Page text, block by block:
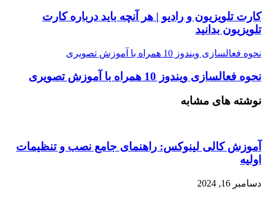
کارت تلویزیون و رادیو | هر آنچه باید درباره کارت
تلویزیون بدانید
نحوه فعالسازی ویندوز 10 همراه با آموزش تصویری
نحوه فعالسازی ویندوز 10 همراه با آموزش تصویری
نوشته های مشابه
آموزش کالی لینوکس: راهنمای جامع نصب و تنظیمات
اولیه
دسامبر 16, 2024